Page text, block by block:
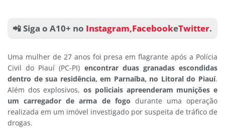
📲 Siga o A10+ no Instagram,FacebookeTwitter.
Uma mulher de 27 anos foi presa em flagrante após a Polícia
Civil do Piauí (PC-PI) encontrar duas granadas escondidas
dentro de sua residência, em Parnaíba, no Litoral do Piauí.
Além dos explosivos,os policiais apreenderam munições e
um carregador de arma de fogo durante uma operação
realizada em um imóvel investigado por suspeita de tráfico de
drogas.